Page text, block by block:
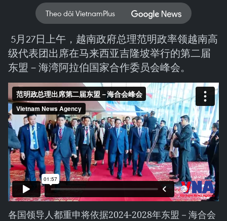
Theo dõi VietnamPlus
5月27日上午，越南政府总理范明政率领越南高
级代表团出席在马来西亚吉隆坡举行的第二届
东盟－海湾阿拉伯国家合作委员会峰会。
各国领导人都重申将依据2024-2028年东盟－海合会